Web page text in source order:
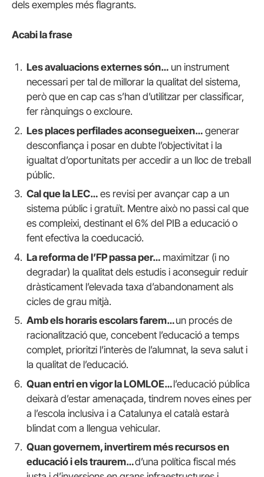
dels exemples més flagrants.
Acabi la frase
Les avaluacions externes són… un instrument
necessari per tal de millorar la qualitat del sistema,
però que en cap cas s’han d’utilitzar per classificar,
fer rànquings o excloure.
Les places perfilades aconsegueixen… generar
desconfiança i posar en dubte l’objectivitat i la
igualtat d’oportunitats per accedir a un lloc de treball
públic.
Cal que la LEC… es revisi per avançar cap a un
sistema públic i gratuït. Mentre això no passi cal que
es compleixi, destinant el 6% del PIB a educació o
fent efectiva la coeducació.
La reforma de l’FP passa per… maximitzar (i no
degradar) la qualitat dels estudis i aconseguir reduir
dràsticament l’elevada taxa d’abandonament als
cicles de grau mitjà.
Amb els horaris escolars farem…un procés de
racionalització que, concebent l’educació a temps
complet, prioritzi l’interès de l’alumnat, la seva salut i
la qualitat de l’educació.
Quan entri en vigor la LOMLOE…l’educació pública
deixarà d’estar amenaçada, tindrem noves eines per
a l’escola inclusiva i a Catalunya el català estarà
blindat com a llengua vehicular.
Quan governem, invertirem més recursos en
educació i els traurem…d’una política fiscal més